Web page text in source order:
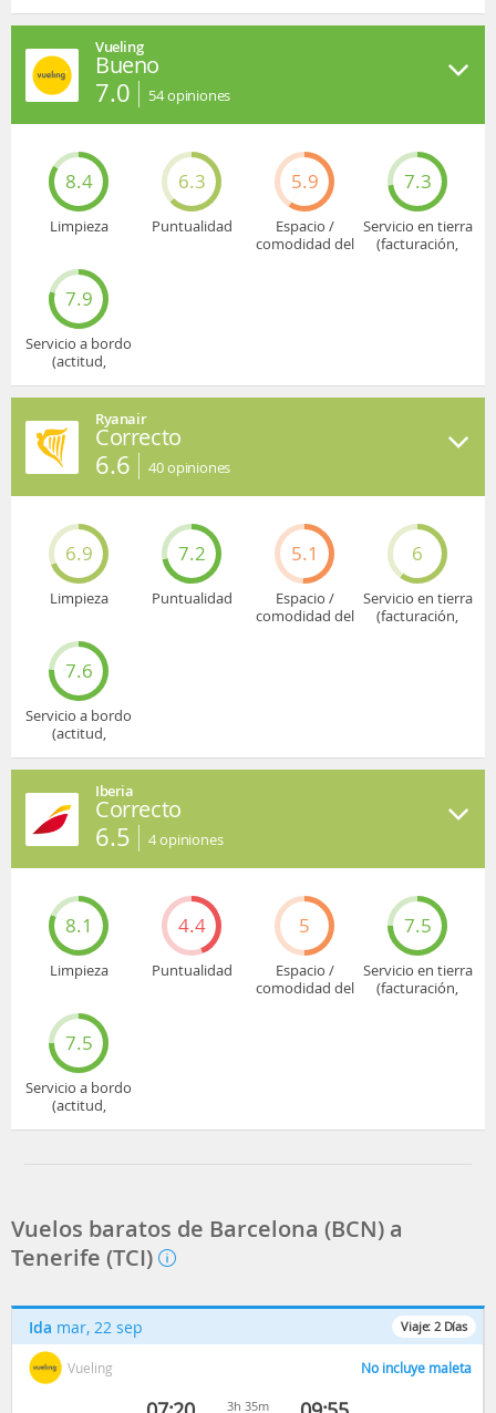
Vueling
Bueno
7.0 54opiniones
8.4
Limpieza
6.3
Puntualidad
5.9
Espacio /
comodidad del
7.3
Servicio en tierra
(facturación,
7.9
Servicio a bordo
(actitud,
Ryanair
Correcto
6.6 40opiniones
6.9
Limpieza
7.2
Puntualidad
5.1
Espacio /
comodidad del
6
Servicio en tierra
(facturación,
7.6
Servicio a bordo
(actitud,
Iberia
Correcto
6.5 4opiniones
8.1
Limpieza
4.4
Puntualidad
5
Espacio /
comodidad del
7.5
Servicio en tierra
(facturación,
7.5
Servicio a bordo
(actitud,
Vuelos baratos de Barcelona (BCN) a
Tenerife (TCI)
Viaje: 2 Días
Ida mar, 22 sep
Vueling No incluye maleta
3h 35m